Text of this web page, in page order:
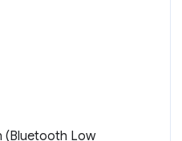
(Bluetooth Low